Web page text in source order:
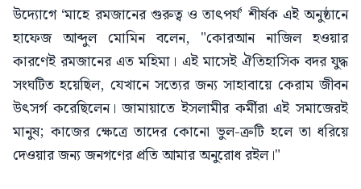
উদ্যোগে ‘মাহে রমজানের গুরুত্ব ও তাৎপর্য’ শীর্ষক এই অনুষ্ঠানে
হাফেজ আব্দুল মোমিন বলেন, "কোরআন নাজিল হওয়ার
কারণেই রমজানের এত মহিমা। এই মাসেই ঐতিহাসিক বদর যুদ্ধ
সংঘটিত হয়েছিল, যেখানে সত্যের জন্য সাহাবায়ে কেরাম জীবন
উৎসর্গ করেছিলেন। জামায়াতে ইসলামীর কর্মীরা এই সমাজেরই
মানুষ; কাজের ক্ষেত্রে তাদের কোনো ভুল-ত্রুটি হলে তা ধরিয়ে
দেওয়ার জন্য জনগণের প্রতি আমার অনুরোধ রইল।"